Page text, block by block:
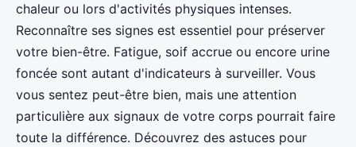
chaleur ou lors d'activités physiques intenses.
Reconnaître ses signes est essentiel pour préserver
votre bien-être. Fatigue, soif accrue ou encore urine
foncée sont autant d'indicateurs à surveiller. Vous
vous sentez peut-être bien, mais une attention
particulière aux signaux de votre corps pourrait faire
toute la différence. Découvrez des astuces pour